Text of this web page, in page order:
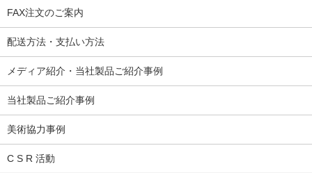
FAX注文のご案内
配送方法・支払い方法
メディア紹介・当社製品ご紹介事例
当社製品ご紹介事例
美術協力事例
C S R 活動